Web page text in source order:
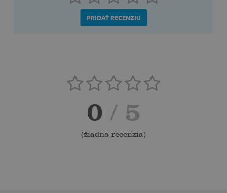
PRIDAŤ RECENZIU
0 / 5
(žiadna recenzia)